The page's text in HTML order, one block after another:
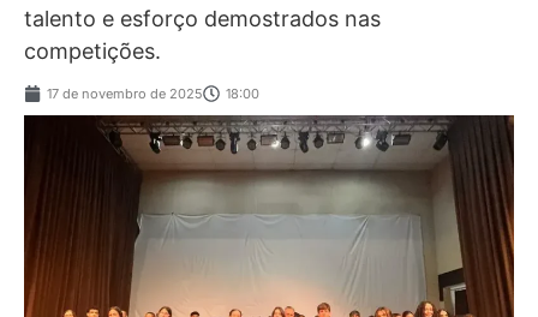
talento e esforço demostrados nas
competições.
17 de novembro de 2025 18:00